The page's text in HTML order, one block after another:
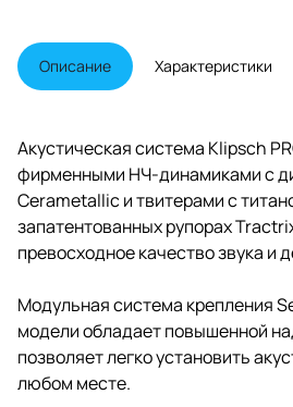
Описание Характеристики
Акустическая система Klipsch
фирменными НЧ-динамиками с
Cerametallic и твитерами с
запатентованных рупорах
превосходное качество звука и
Модульная система крепления
модели обладает повышенной
позволяет легко установить
любом месте.